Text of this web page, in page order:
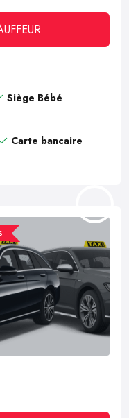
Siège Bébé
Carte bancaire